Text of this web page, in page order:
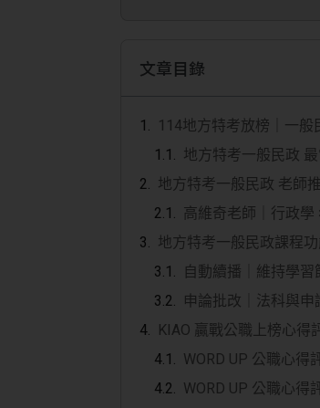
文章目錄
114地方特考放榜｜一般
地方特考一般民政
地方特考一般民政 老師
高維奇老師｜行政學
地方特考一般民政課程
自動續播｜維持學
申論批改｜法科與申
KIAO 贏戰公職上榜心得
WORD UP 公職心
WORD UP 公職心得